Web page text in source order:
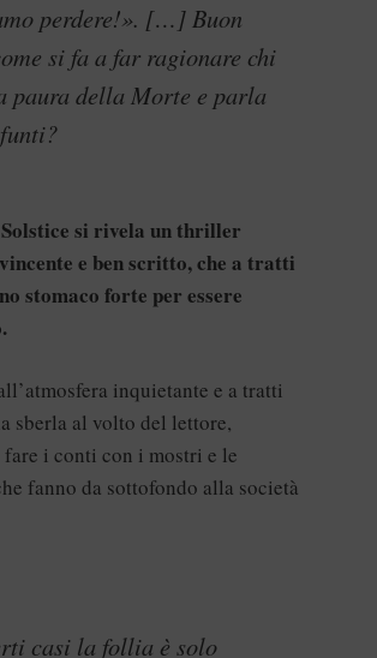
perdere!». […] Buon
si fa a far ragionare chi
paura della Morte e parla
si rivela un thriller
e ben scritto, che a tratti
stomaco forte per essere
inquietante e a tratti
sberla al volto del lettore,
fare i conti con i mostri e le
fanno da sottofondo alla società
casi la follia è solo